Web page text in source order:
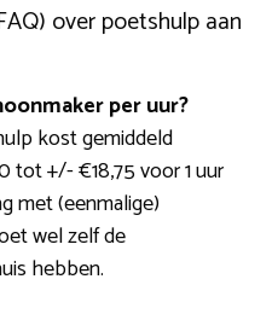
over poetshulp aan
per uur?
kost gemiddeld
tot +/- €18,75 voor 1 uur
met (eenmalige)
wel zelf de
hebben.